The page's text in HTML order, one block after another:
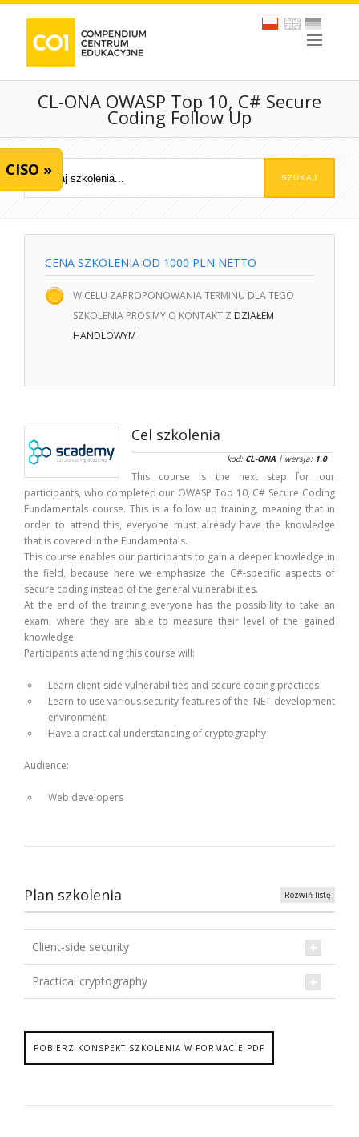
CL-ONA OWASP Top 10, C# Secure
Coding Follow Up
CISO »
CENA SZKOLENIA OD 1000 PLN NETTO
W CELU ZAPROPONOWANIA TERMINU DLA TEGO
SZKOLENIA PROSIMY O KONTAKT Z DZIAŁEM
HANDLOWYM
Cel szkolenia
kod: CL-ONA| wersja: 1.0
This course is the next step for our
participants, who completed our OWASP Top 10, C# Secure Coding
Fundamentals course. This is a follow up training, meaning that in
order to attend this, everyone must already have the knowledge
that is covered in the Fundamentals.
This course enables our participants to gain a deeper knowledge in
the field, because here we emphasize the C#-specific aspects of
secure coding instead of the general vulnerabilities.
At the end of the training everyone has the possibility to take an
exam, where they are able to measure their level of the gained
knowledge.
Participants attending this course will:
Learn client-side vulnerabilities and secure coding practices
Learn to use various security features of the .NET development
environment
Have a practical understanding of cryptography
Audience:
Web developers
Plan szkolenia Rozwiń listę
Client-side security
Practical cryptography
POBIERZ KONSPEKT SZKOLENIA W FORMACIE PDF